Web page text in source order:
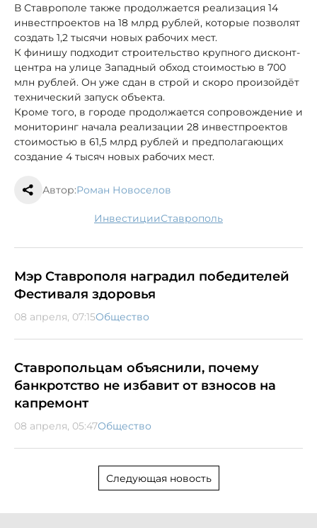
В Ставрополе также продолжается реализация 14
инвестпроектов на 18 млрд рублей, которые позволят
создать 1,2 тысячи новых рабочих мест.
К финишу подходит строительство крупного дисконт-
центра на улице Западный обход стоимостью в 700
млн рублей. Он уже сдан в строй и скоро произойдёт
технический запуск объекта.
Кроме того, в городе продолжается сопровождение и
мониторинг начала реализации 28 инвестпроектов
стоимостью в 61,5 млрд рублей и предполагающих
создание 4 тысяч новых рабочих мест.
Автор:Роман Новоселов
инвестиции Ставрополь
Мэр Ставрополя наградил победителей
Фестиваля здоровья
08 апреля, 07:15Общество
Ставропольцам объяснили, почему
банкротство не избавит от взносов на
капремонт
08 апреля, 05:47Общество
Следующая новость